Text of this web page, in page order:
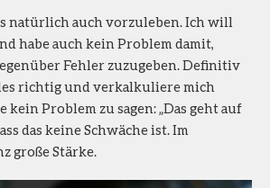
natürlich auch vorzuleben. Ich will
habe auch kein Problem damit,
Fehler zuzugeben. Definitiv
richtig und verkalkuliere mich
kein Problem zu sagen: „Das geht auf
das keine Schwäche ist. Im
große Stärke.